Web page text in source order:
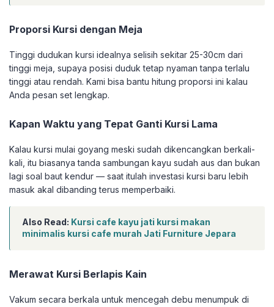
Proporsi Kursi dengan Meja
Tinggi dudukan kursi idealnya selisih sekitar 25-30cm dari
tinggi meja, supaya posisi duduk tetap nyaman tanpa terlalu
tinggi atau rendah. Kami bisa bantu hitung proporsi ini kalau
Anda pesan set lengkap.
Kapan Waktu yang Tepat Ganti Kursi Lama
Kalau kursi mulai goyang meski sudah dikencangkan berkali-
kali, itu biasanya tanda sambungan kayu sudah aus dan bukan
lagi soal baut kendur — saat itulah investasi kursi baru lebih
masuk akal dibanding terus memperbaiki.
Also Read: Kursi cafe kayu jati kursi makan
minimalis kursi cafe murah Jati Furniture Jepara
Merawat Kursi Berlapis Kain
Vakum secara berkala untuk mencegah debu menumpuk di